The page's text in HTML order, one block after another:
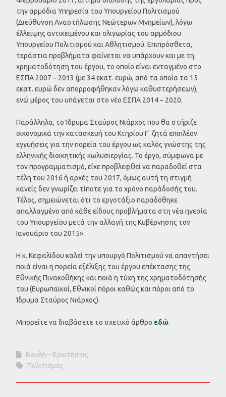
την αρμόδια Υπηρεσία του Υπουργείου Πολιτισμού
(Διεύθυνση Αναστήλωσης Νεώτερων Μνημείων), λόγω
έλλειψης αντικειμένου και ολιγωρίας του αρμόδιου
Υπουργείου Πολιτισμού και Αθλητισμού. Επιπρόσθετα,
τεράστια προβλήματα φαίνεται να υπάρχουν και με τη
χρηματοδότηση του έργου, το οποίο είναι ενταγμένο στο
ΕΣΠΑ 2007 – 2013 (με 34 εκατ. ευρώ, από τα οποία τα 15
εκατ. ευρώ δεν απορροφήθηκαν λόγω καθυστερήσεων),
ενώ μέρος του υπάγεται στο νέο ΕΣΠΑ 2014 – 2020.
Παράλληλα, το Ίδρυμα Σταύρος Νιάρχος που θα στήριζε
οικονομικά την κατασκευή του Κτηρίου Γ ́ ζητά επιπλέον
εγγυήσεις για την πορεία του έργου ως καλός γνώστης της
ελληνικής διοικητικής κωλυσιεργίας. Το έργο, σύμφωνα με
τον προγραμματισμό, είχε προβλεφθεί να παραδοθεί στα
τέλη του 2016 ή αρχές του 2017, όμως αυτή τη στιγμή
κανείς δεν γνωρίζει τίποτε για το χρόνο παράδοσής του.
Τέλος, σημειώνεται ότι το εργοτάξιο παραδόθηκε
απαλλαγμένο από κάθε είδους προβλήματα στη νέα ηγεσία
του Υπουργείου μετά την αλλαγή της Κυβέρνησης τον
Ιανουάριο του 2015».
Η κ. Κεφαλίδου καλεί την υπουργό Πολιτισμού να απαντήσει
ποιά είναι η πορεία εξέλιξης του έργου επέκτασης της
Εθνικής Πινακοθήκης και ποιά η τύχη της χρηματοδότησής
του (Ευρωπαϊκοί, Εθνικοί πόροι καθώς και πόροι από το
Ίδρυμα Σταύρος Νιάρχος).
Μπορείτε να διαβάσετε το σχετικό άρθρο εδώ.
Βουλή—Ερωτήσεις
Πολιτισμός